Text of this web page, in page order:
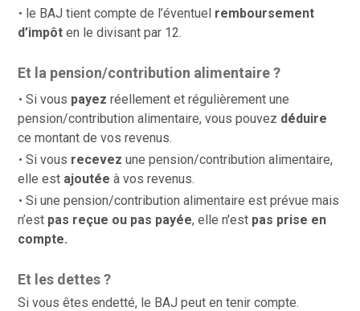
le BAJ tient compte de l’éventuel remboursement
d’impôt en le divisant par 12.
Et la pension/contribution alimentaire ?
Si vous payez réellement et régulièrement une
pension/contribution alimentaire, vous pouvez déduire
ce montant de vos revenus.
Si vous recevez une pension/contribution alimentaire,
elle est ajoutée à vos revenus.
Si une pension/contribution alimentaire est prévue mais
n’est pas reçue ou pas payée, elle n'est pas prise en
compte.
Et les dettes ?
Si vous êtes endetté, le BAJ peut en tenir compte.